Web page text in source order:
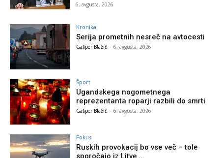
6. avgusta, 2026
Kronika
Serija prometnih nesreč na avtocesti
Gašper Blažič - 6. avgusta, 2026
Šport
Ugandskega nogometnega
reprezentanta roparji razbili do smrti
Gašper Blažič - 6. avgusta, 2026
Fokus
Ruskih provokacij bo vse več – tole
sporočajo iz Litve …